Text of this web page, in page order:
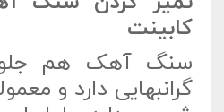
کابینت
سنگ آهک هم جلوه
گرانبهایی دارد و